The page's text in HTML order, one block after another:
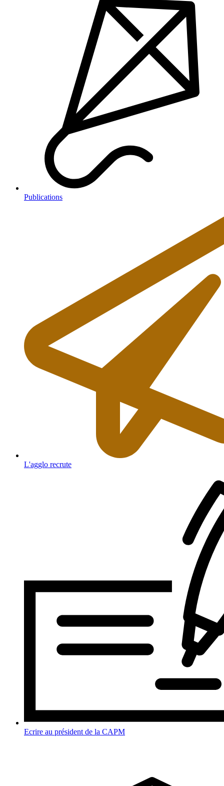
Publications
L'agglo recrute
Ecrire au président de la CAPM